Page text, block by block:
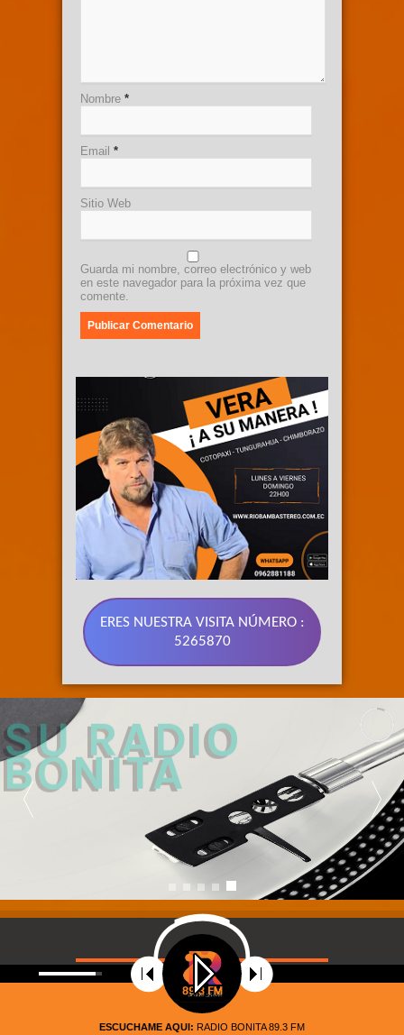
Nombre *
Email *
Sitio Web
Guarda mi nombre, correo electrónico y web
en este navegador para la próxima vez que
comente.
ERES NUESTRA VISITA NÚMERO :
5265870
89.3 FM
SU RADIO
BONITA
Radio Riobamba Stereo 89.3 FM, Su radio
Bonita. Todos los Derechos Reservados – Diseñado por
ESCUCHAME AQUI: RADIO BONITA 89.3 FM